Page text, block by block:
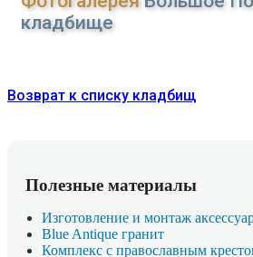
кладбище
Возврат к списку кладбищ
Полезные материалы
Изготовление и монтаж
Blue Antique гранит
Комплекс с православным